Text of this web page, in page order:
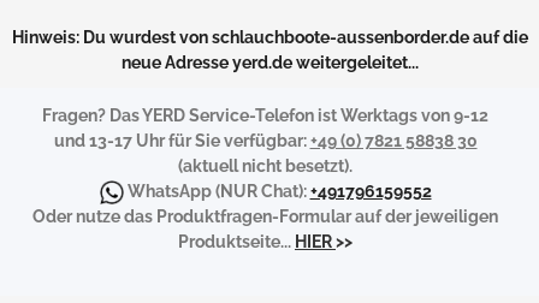
Hinweis: Du wurdest von schlauchboote-aussenborder.de auf die
neue Adresse yerd.de weitergeleitet...
Fragen? Das YERD Service-Telefon ist Werktags von 9-12
und 13-17 Uhr für Sie verfügbar:+49 (0) 7821 58838 30
(aktuell nicht besetzt).
WhatsApp(NUR Chat):+491796159552
Oder nutze das Produktfragen-Formular auf der jeweiligen
Produktseite... HIER>>